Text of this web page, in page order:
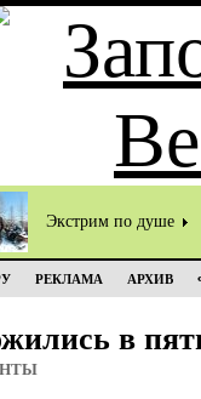
Экстрим по душе
РЕКЛАМА АРХИВ
в